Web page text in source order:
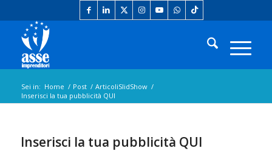
Sei in: Home / Post / ArticoliSlidShow /
Inserisci la tua pubblicità QUI
Inserisci la tua pubblicità QUI